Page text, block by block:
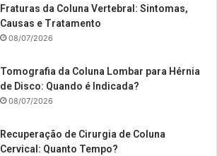
Fraturas da Coluna Vertebral: Sintomas,
Causas e Tratamento
08/07/2026
Tomografia da Coluna Lombar para Hérnia
de Disco: Quando é Indicada?
08/07/2026
Recuperação de Cirurgia de Coluna
Cervical: Quanto Tempo?